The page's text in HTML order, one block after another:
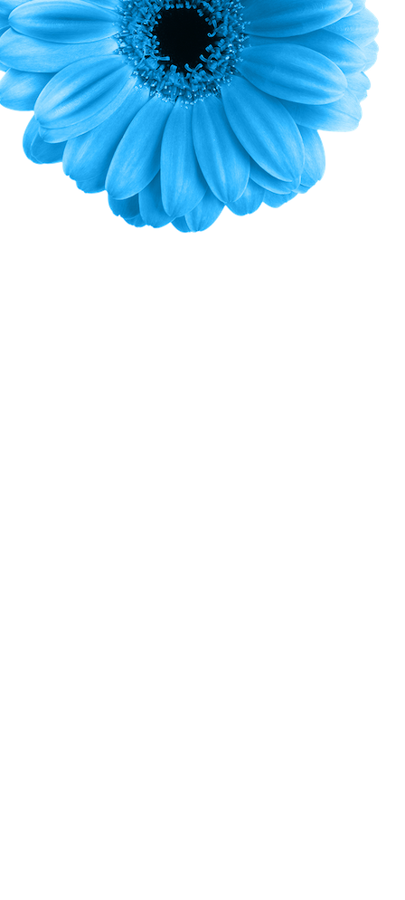
Schimmelpilze und andere gesundheitsgefährdende
Substanzen eliminiert werden.
…. ist mit keinem anderen Produkt vergleichbar. Als
modulares System wirkt es für jede
Raumgröße optimal. Das heißt: von einem kleinen
Zimmer bis zur großen Shopping Mall.
Dadurch kann es als „Retter in der Not“ bei akuten
Problemen nutzen und dauerhaft
zur kontinuierlichen Qualitätsverbesserung der Luft